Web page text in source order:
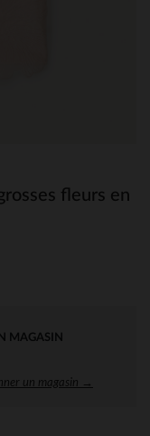
fleurs en
MAGASIN
un magasin →